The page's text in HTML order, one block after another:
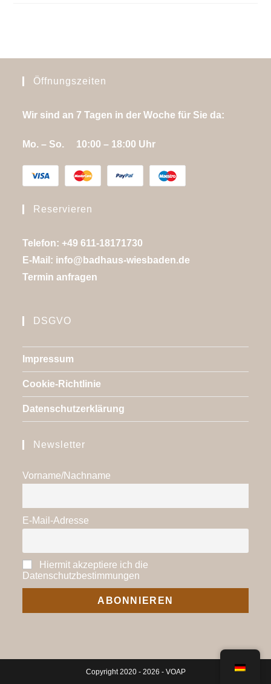
Öffnungszeiten
Wir sind an 7 Tagen in der Woche für Sie da:
Mo. – So. 10:00 – 18:00 Uhr
Reservieren
Telefon: +49 611-18171730
E-Mail: info@badhaus-wiesbaden.de
Termin anfragen
DSGVO
Impressum
Cookie-Richtlinie
Datenschutzerklärung
Newsletter
Vorname/Nachname
E-Mail-Adresse
Hiermit akzeptiere ich die
Datenschutzbestimmungen
Copyright 2020 - 2026 - VOAP